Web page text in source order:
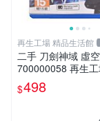
再生工場 精品生活館
二手 刀劍神域 虛
700000058 再生工
$498